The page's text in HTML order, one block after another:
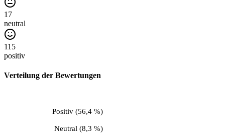
17
neutral
115
positiv
Verteilung der Bewertungen
Neutral (8,3 %)
Positiv(56,4 %)